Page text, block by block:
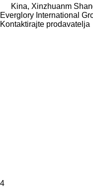
Kina, Xinzhuanm
Everglory International
Kontaktirajte prodavatelja
4